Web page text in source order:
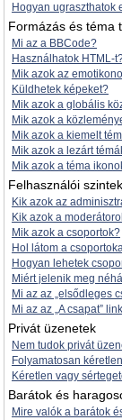
Hogyan ugraszthatok
Formázás és téma
Mi az a BBCode?
Használhatok HTML-
Mik azok az
Küldhetek képeket?
Mik azok a globális
Mik azok a
Mik azok a kiemelt
Mik azok a lezárt
Mik azok a téma
Felhasználói
Kik azok az
Kik azok a
Mik azok a csoportok?
Hol látom a
Hogyan lehetek
Miért jelenik meg
Mi az az „elsődleges
Mi az az „A csapat”
Privát üzenetek
Nem tudok privát
Folyamatosan
Kéretlen vagy
Barátok és
Mire valók a barátok